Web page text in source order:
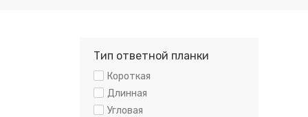
Тип ответной планки
Короткая
Длинная
Угловая